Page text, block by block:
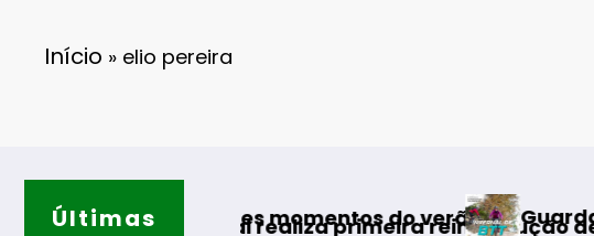
Início » elio pereira
Últimasmomentos do verão
realiza primeira reintrodução de coelho-bravo
Guarda desafia